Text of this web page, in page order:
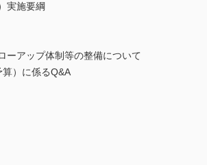
実施要綱
ーアップ体制等の整備について
）に係るQ&A